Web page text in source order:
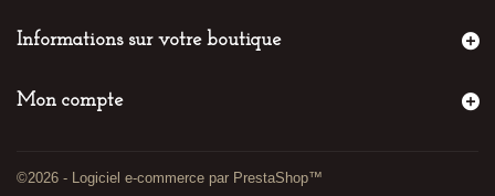
©2026 - Logiciel e-commerce par PrestaShop™
Informations sur votre boutique
Mon compte